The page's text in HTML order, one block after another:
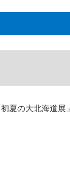
夏の大北海道展」